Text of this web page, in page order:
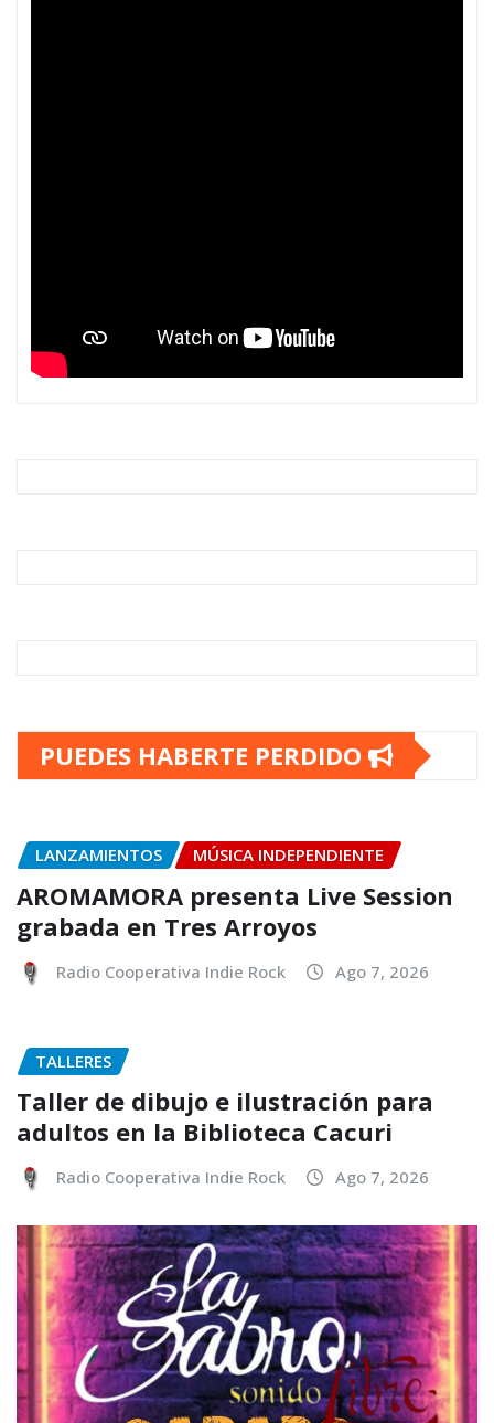
PUEDES HABERTE PERDIDO
LANZAMIENTOS MÚSICA INDEPENDIENTE
AROMAMORA presenta Live Session
grabada en Tres Arroyos
Radio Cooperativa Indie Rock Ago 7, 2026
TALLERES
Taller de dibujo e ilustración para
adultos en la Biblioteca Cacuri
Radio Cooperativa Indie Rock Ago 7, 2026